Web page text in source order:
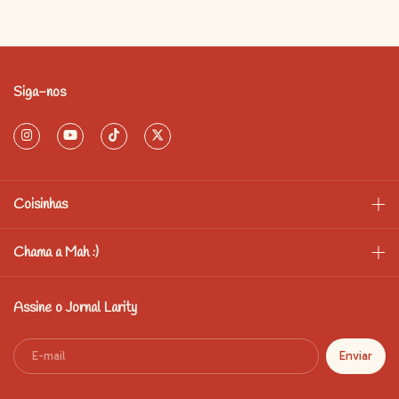
Siga-nos
Coisinhas
Chama a Mah :)
Assine o Jornal Larity